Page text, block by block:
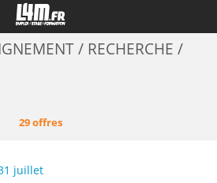
/ RECHERCHE /
29 offres
juillet